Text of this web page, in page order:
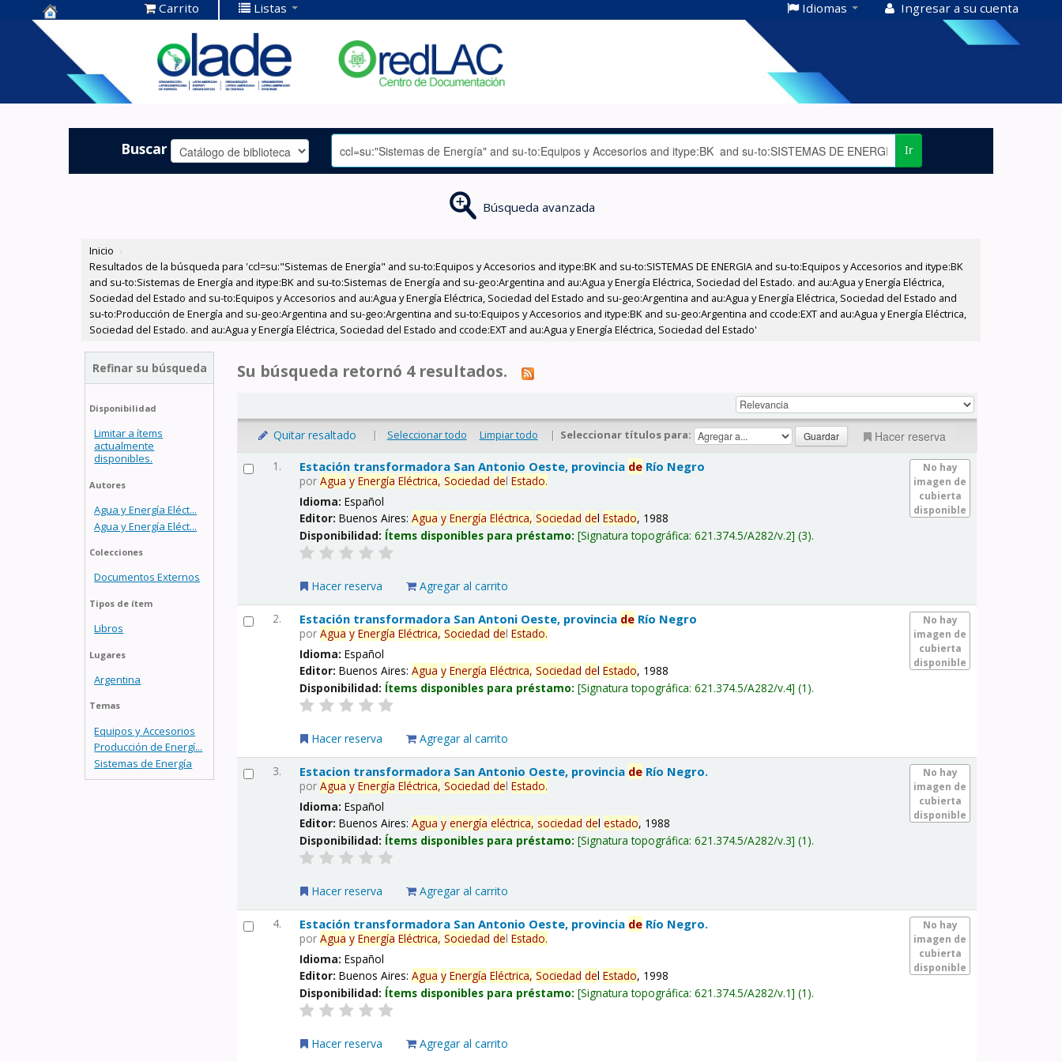
Centro de
Documentación
OLADE -
Carrito Listas Idiomas Ingresar a su cuenta
Buscar Ir
Búsqueda avanzada
Inicio ›
Resultados de la búsqueda para 'ccl=su:"Sistemas de Energía" and su-to:Equipos y Accesorios and itype:BK and su-to:SISTEMAS DE ENERGIA and su-to:Equipos y Accesorios and itype:BK
and su-to:Sistemas de Energía and itype:BK and su-to:Sistemas de Energía and su-geo:Argentina and au:Agua y Energía Eléctrica, Sociedad del Estado. and au:Agua y Energía Eléctrica,
Sociedad del Estado and su-to:Equipos y Accesorios and au:Agua y Energía Eléctrica, Sociedad del Estado and su-geo:Argentina and au:Agua y Energía Eléctrica, Sociedad del Estado and
su-to:Producción de Energía and su-geo:Argentina and su-geo:Argentina and su-to:Equipos y Accesorios and itype:BK and su-geo:Argentina and ccode:EXT and au:Agua y Energía Eléctrica,
Sociedad del Estado. and au:Agua y Energía Eléctrica, Sociedad del Estado and ccode:EXT and au:Agua y Energía Eléctrica, Sociedad del Estado'
Refinar su búsqueda
Disponibilidad
Limitar a ítems
actualmente
disponibles.
Autores
Agua y Energía Eléct...
Agua y Energía Eléct...
Colecciones
Documentos Externos
Tipos de ítem
Libros
Lugares
Argentina
Temas
Equipos y Accesorios
Producción de Energí...
Sistemas de Energía
Su búsqueda retornó 4 resultados.
Quitar resaltado | Seleccionar todo Limpiar todo | Seleccionar títulos para: Hacer reserva
1.
No hay
imagen de
cubierta
disponible
Estación transformadora San Antonio Oeste, provincia de Río Negro
porAgua y Energía Eléctrica, Sociedad delEstado.
Idioma:Español
Editor:Buenos Aires:Agua y Energía Eléctrica, Sociedad delEstado, 1988
Disponibilidad: Ítems disponibles para préstamo: Signatura topográfica:621.374.5/A282/v.2 (3).
Hacer reserva Agregar al carrito
2.
No hay
imagen de
cubierta
disponible
Estación transformadora San Antoni Oeste, provincia de Río Negro
porAgua y Energía Eléctrica, Sociedad delEstado.
Idioma:Español
Editor:Buenos Aires:Agua y Energía Eléctrica, Sociedad delEstado, 1988
Disponibilidad: Ítems disponibles para préstamo: Signatura topográfica:621.374.5/A282/v.4 (1).
Hacer reserva Agregar al carrito
3.
No hay
imagen de
cubierta
disponible
Estacion transformadora San Antonio Oeste, provincia de Río Negro.
porAgua y Energía Eléctrica, Sociedad delEstado.
Idioma:Español
Editor:Buenos Aires:Agua y energía eléctrica, sociedad delestado, 1988
Disponibilidad: Ítems disponibles para préstamo: Signatura topográfica:621.374.5/A282/v.3 (1).
Hacer reserva Agregar al carrito
4.
No hay
imagen de
cubierta
disponible
Estación transformadora San Antonio Oeste, provincia de Río Negro.
porAgua y Energía Eléctrica, Sociedad delEstado.
Idioma:Español
Editor:Buenos Aires:Agua y Energía Eléctrica, Sociedad delEstado, 1998
Disponibilidad: Ítems disponibles para préstamo: Signatura topográfica:621.374.5/A282/v.1 (1).
Hacer reserva Agregar al carrito